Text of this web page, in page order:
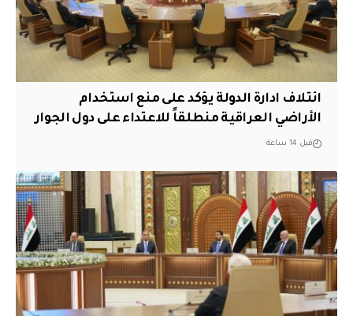
ائتلاف ادارة الدولة يؤكد على منع استخدام
الأراضي العراقية منطلقاً للاعتداء على دول الجوار
قبل 14 ساعة